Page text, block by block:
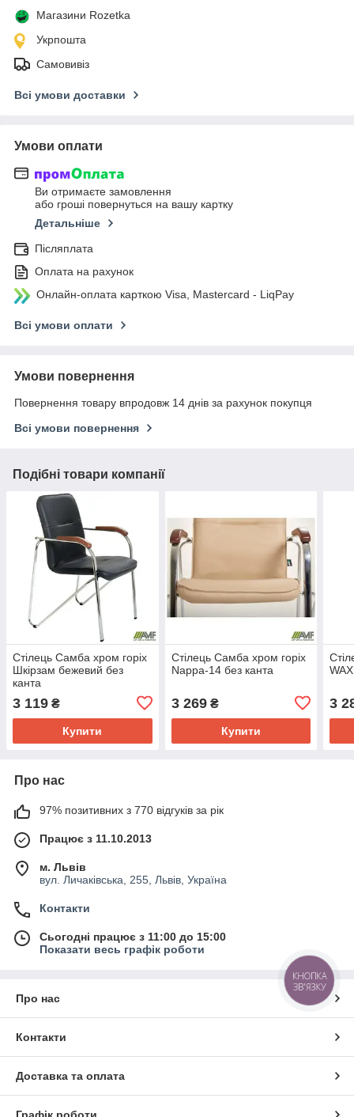
Магазини Rozetka
Укрпошта
Самовивіз
Всі умови доставки
Умови оплати
Ви отримаєте замовлення
або гроші повернуться на вашу картку
Детальніше
Післяплата
Оплата на рахунок
Онлайн-оплата карткою Visa, Mastercard - LiqPay
Всі умови оплати
Умови повернення
Повернення товару впродовж 14 днів за рахунок покупця
Всі умови повернення
Подібні товари компанії
Стілець Самба хром горіх
Шкірзам бежевий без
канта
3 119 ₴
Купити
Стілець Самба хром горіх
Nappa-14 без канта
3 269₴
Купити
3
Про нас
97% позитивних з 770 відгуків за рік
Працює з 11.10.2013
м. Львів
вул. Личаківська, 255, Львів, Україна
Контакти
Сьогодні працює з 11:00 до 15:00
Показати весь графік роботи
Про нас
Контакти
Доставка та оплата
Графік роботи
КНОПКА
ЗВ'ЯЗКУ